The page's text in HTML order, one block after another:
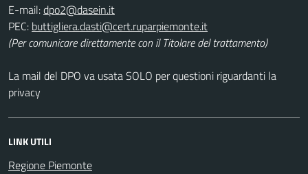
E-mail:
PEC:
(Per comunicare direttamente con il Titolare del trattamento)
La mail del DPO va usata SOLO per questioni riguardanti la
privacy
LINK UTILI
Regione Piemonte